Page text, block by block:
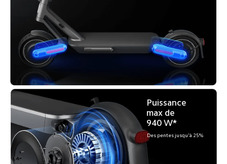
Des pentes jusqu'à 25%
Puissance
max de
940 W*